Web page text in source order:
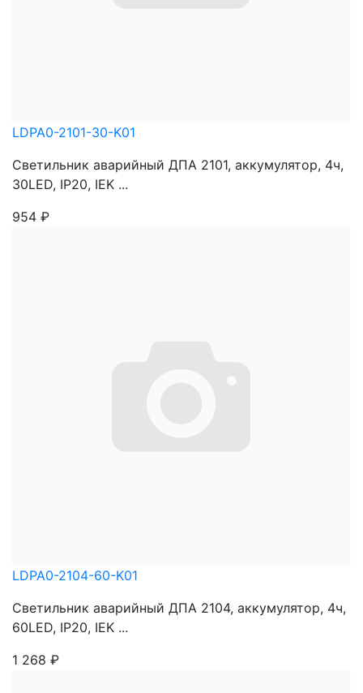
LDPA0-2101-30-K01
Светильник аварийный ДПА 2101, аккумулятор, 4ч,
30LED, IP20, IEK ...
954 ₽
LDPA0-2104-60-K01
Светильник аварийный ДПА 2104, аккумулятор, 4ч,
60LED, IP20, IEK ...
1 268 ₽